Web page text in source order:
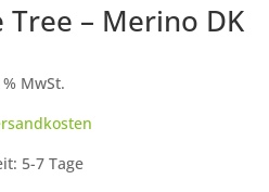
Tree – Merino DK
MwSt.
5-7 Tage